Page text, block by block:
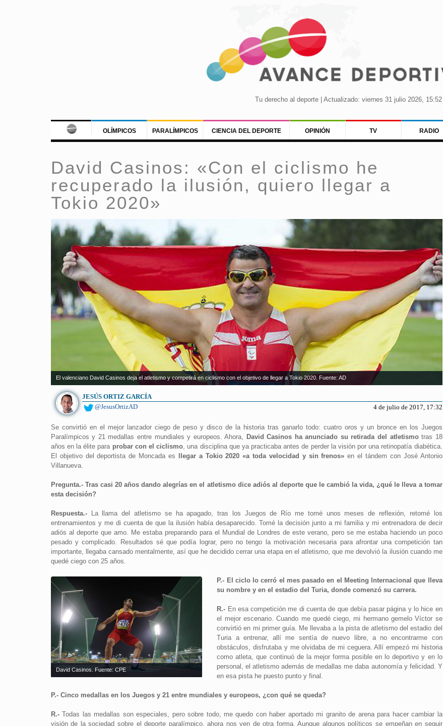
Tu derecho al deporte | Actualizado: viernes 31 julio 2026, 15:52
OLÍMPICOS PARALÍMPICOS CIENCIA DEL DEPORTE OPINIÓN TV RADIO
David Casinos: «Con el ciclismo he
recuperado la ilusión, quiero llegar a
Tokio 2020»
El valenciano David Casinos deja el atletismo y competirá en ciclismo con el objetivo de llegar a Tokio 2020. Fuente: AD
JESÚS ORTIZ GARCÍA
@JesusOrtizAD
4 de julio de 2017, 17:32
Se convirtió en el mejor lanzador ciego de peso y disco de la historia tras ganarlo todo: cuatro oros y un bronce en los Juegos
Paralímpicos y 21 medallas entre mundiales y europeos. Ahora, David Casinos ha anunciado su retirada del atletismotras 18
años en la élite para probar con el ciclismo, una disciplina que ya practicaba antes de perder la visión por una retinopatía diabética.
El objetivo del deportista de Moncada es
llegar a Tokio 2020 «a toda velocidad y sin frenos» en el tándem con José Antonio
Villanueva.
Pregunta.- Tras casi 20 años dando alegrías en el atletismo dice adiós al deporte que le cambió la vida, ¿qué le lleva a tomar
esta decisión?
Respuesta.-La llama del atletismo se ha apagado, tras los Juegos de Río me tomé unos meses de reflexión, retomé los
entrenamientos y me di cuenta de que la ilusión había desaparecido. Tomé la decisión junto a mi familia y mi entrenadora de decir
adiós al deporte que amo. Me estaba preparando para el Mundial de Londres de este verano, pero se me estaba haciendo un poco
pesado y complicado. Resultados sé que podía lograr, pero no tengo la motivación necesaria para afrontar una competición tan
importante, llegaba cansado mentalmente, así que he decidido cerrar una etapa en el atletismo, que me devolvió la ilusión cuando me
quedé ciego con 25 años.
David Casinos. Fuente: CPE
P.- El ciclo lo cerró el mes pasado en el Meeting Internacional que lleva
su nombre y en el estadio del Turia, donde comenzó su carrera.
R.- En esa competición me di cuenta de que debía pasar página y lo hice en
el mejor escenario. Cuando me quedé ciego, mi hermano gemelo Víctor se
convirtió en mi primer guía. Me llevaba a la pista de atletismo del estadio del
Turia a entrenar, allí me sentía de nuevo libre, a no encontrarme con
obstáculos, disfrutaba y me olvidaba de mi ceguera. Allí empezó mi historia
como atleta, que continuó de la mejor forma posible en lo deportivo y en lo
personal, el atletismo además de medallas me daba autonomía y felicidad. Y
en esa pista he puesto punto y final.
P.- Cinco medallas en los Juegos y 21 entre mundiales y europeos, ¿con qué se queda?
R.-Todas las medallas son especiales, pero sobre todo, me quedo con haber aportado mi granito de arena para hacer cambiar la
visión de la sociedad sobre el deporte paralímpico, ahora nos ven de otra forma. Aunque algunos políticos se empeñan en seguir